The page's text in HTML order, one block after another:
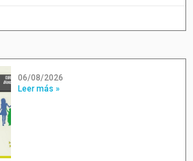
06/08/2026
Leer más »